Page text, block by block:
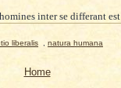
inter se differant est
liberalis natura humana
Home